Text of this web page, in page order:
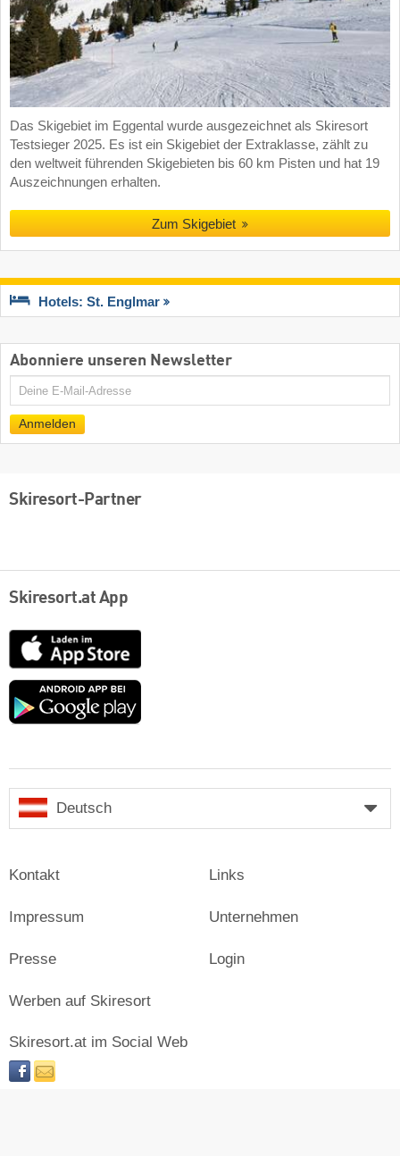
Das Skigebiet im Eggental wurde ausgezeichnet als Skiresort
Testsieger 2025. Es ist ein Skigebiet der Extraklasse, zählt zu
den weltweit führenden Skigebieten bis 60 km Pisten und hat 19
Auszeichnungen erhalten.
Zum Skigebiet
Hotels: St. Englmar
Abonniere unseren Newsletter
E-
Anmelden
Skiresort-Partner
Skiresort.at App
App
Store
Google
Deutsch
Kontakt
Impressum
Presse
Links
Unternehmen
Login
Werben auf Skiresort
Skiresort.at im Social Web
facebooknewsletter